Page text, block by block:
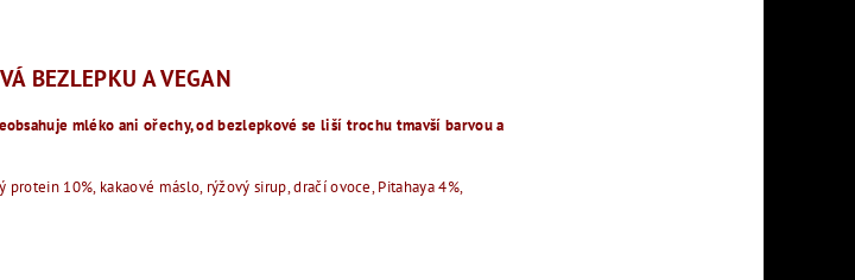
BEZLEPKU A VEGAN
mléko ani ořechy, od bezlepkové se liší trochu tmavší barvou a
10%, kakaové máslo, rýžový sirup, dračí ovoce, Pitahaya 4%,